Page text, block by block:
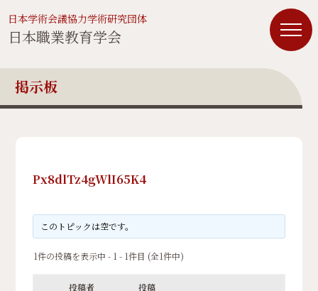
日本学術会議協力学術研究団体
日本職業教育学会
掲示板
Px8dlTz4gWlI65K4
このトピックは空です。
1件の投稿を表示中 - 1 - 1件目 (全1件中)
投稿者 投稿